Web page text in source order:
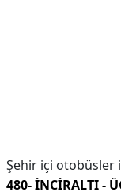
Şehir içi otobüsler
480- İNCİRALTI -